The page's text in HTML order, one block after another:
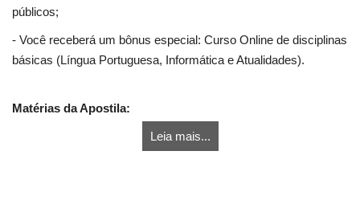
públicos;
- Você receberá um bônus especial: Curso Online de disciplinas
básicas (Língua Portuguesa, Informática e Atualidades).
Matérias da Apostila:
Leia mais...